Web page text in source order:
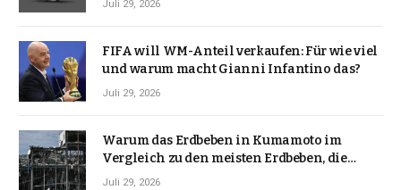
Juli 29, 2026
FIFA will WM-Anteil verkaufen: Für wie viel
und warum macht Gianni Infantino das?
Juli 29, 2026
Warum das Erdbeben in Kumamoto im
Vergleich zu den meisten Erdbeben, die
Japan erschütterten, ungewöhnlich ist
Juli 29, 2026